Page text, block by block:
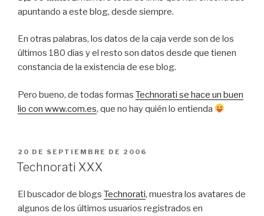
apuntando a este blog, desde siempre.
En otras palabras, los datos de la caja verde son de los
últimos 180 días y el resto son datos desde que tienen
constancia de la existencia de ese blog.
Pero bueno, de todas formas Technorati se hace un buen
lio con www.com.es, que no hay quién lo entienda
PUBLICADO
EL
20 DE SEPTIEMBRE DE 2006
Technorati XXX
El buscador de blogs Technorati, muestra los avatares de
algunos de los últimos usuarios registrados en